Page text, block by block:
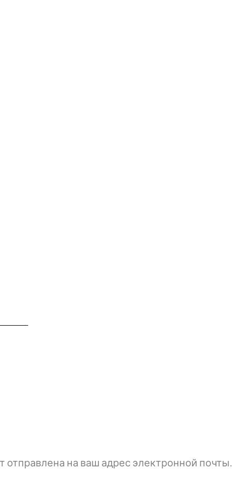
отправлена ​​на ваш адрес электронной почты.